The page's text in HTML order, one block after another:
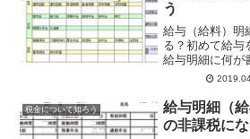
う
給与（給料）明
る？初めて給与
給与明細に何が
り、わからな
ろいろな形の給
ど、中に書いて
大体同じだ。
税金について知ろう
給与明細（
の非課税に